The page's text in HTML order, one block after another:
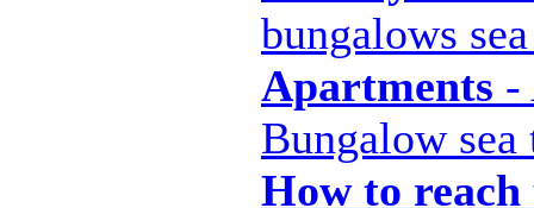
bungalows
Apartments -
Bungalow sea
How to reach